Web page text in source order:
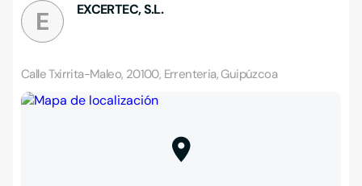
E EXCERTEC, S.L.
Calle Txirrita-Maleo, 20100, Errenteria, Guipúzcoa